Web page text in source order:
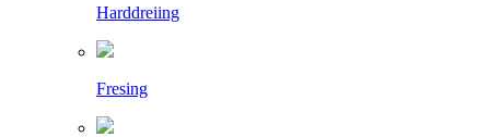
Harddreiing
Fresing